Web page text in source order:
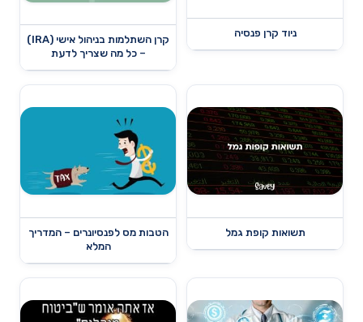
ניוד קרן פנסיה
קרן השתלמות בניהול אישי (IRA)
– כל מה שצריך לדעת
תשואות קופת גמל
הטבות מס לפנסיונרים – המדריך
המלא